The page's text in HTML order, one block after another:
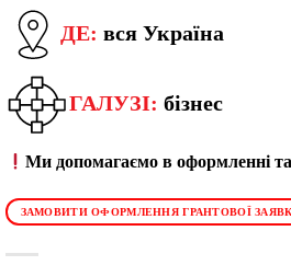
ДЕ: вся Україна
ГАЛУЗІ: бізнес
Ми допомагаємо в оформленні
ЗАМОВИТИ ОФОРМЛЕННЯ ГРАНТОВОЇ